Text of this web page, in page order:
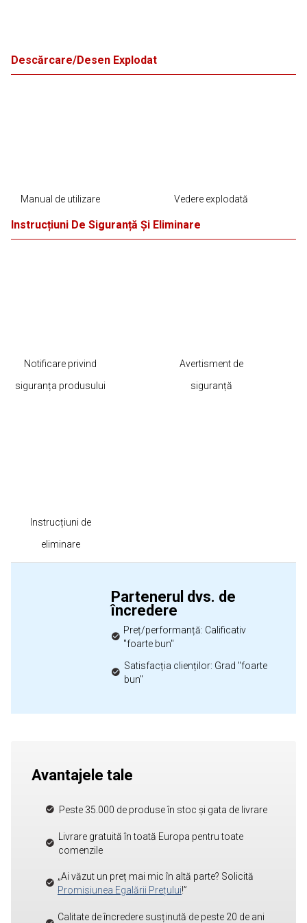
Descărcare/Desen Explodat
Manual de utilizare Vedere explodată
Instrucțiuni De Siguranță Și Eliminare
Notificare privind
siguranța produsului
Avertisment de
siguranță
Instrucțiuni de
eliminare
Partenerul dvs. de
încredere
Preț/performanță: Calificativ
"foarte bun"
Satisfacția clienților: Grad "foarte
bun"
Avantajele tale
Peste 35.000 de produse în stoc și gata de livrare
Livrare gratuită în toată Europa pentru toate
comenzile
„Ai văzut un preț mai mic în altă parte? Solicită
Promisiunea Egalării Prețului!”
Calitate de încredere susținută de peste 20 de ani